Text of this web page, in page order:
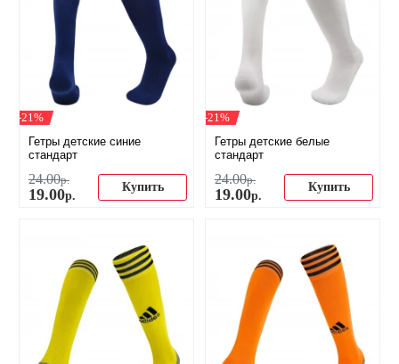
-21%
Гетры детские синие
стандарт
24.00р.
19.00р.
Купить
-21%
Гетры детские белые
стандарт
24.00р.
19.00р.
Купить